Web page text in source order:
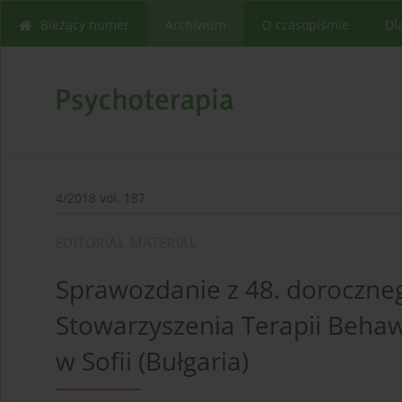
Bieżący numer Archiwum O czasopiśmie
4/2018 vol. 187
Sprawozdanie z 48.
Stowarzyszenia Terapii
w Sofii (Bułgaria)